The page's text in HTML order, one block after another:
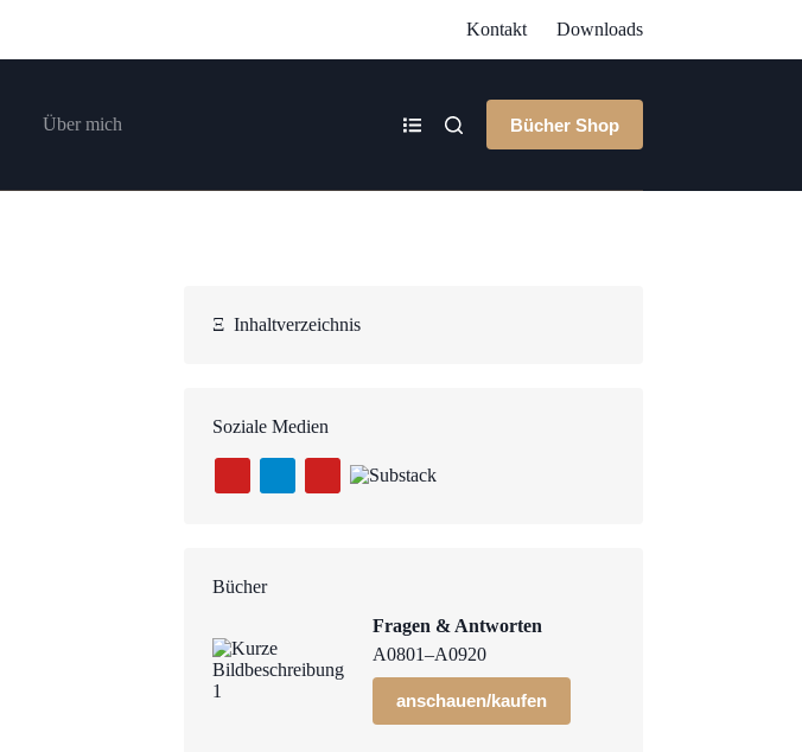
Kontakt Downloads
Über mich Bücher Shop
ΞInhaltverzeichnis
Soziale Medien
Bücher
Fragen & Antworten
A0801–A0920
anschauen/kaufen